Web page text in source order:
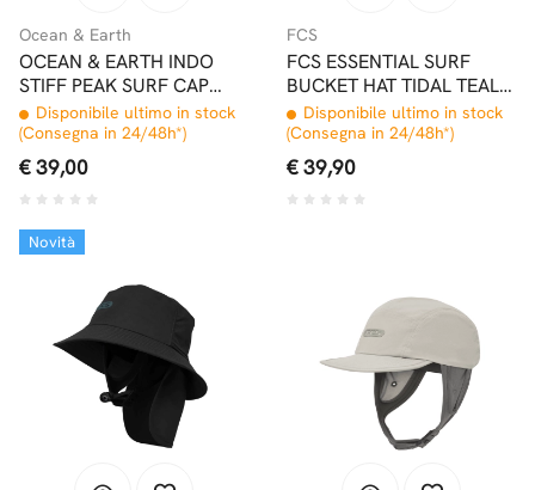
Ocean & Earth
OCEAN & EARTH INDO
STIFF PEAK SURF CAP
OLIVE
Disponibile ultimo in stock
(Consegna in 24/48h*)
€ 39,00
FCS
FCS ESSENTIAL SURF
BUCKET HAT TIDAL TEAL
CAPPELLINO SURF
Disponibile ultimo in stock
(Consegna in 24/48h*)
€ 39,90
Novità